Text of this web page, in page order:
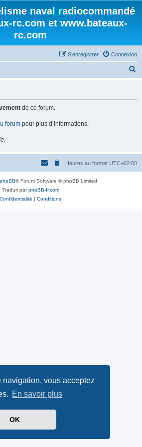
navigation, vous acceptez
En savoir plus
OK
naval radiocommandé
rc.com et www.bateaux-
rc.com
Connexion
S’enregistrer
e
de ce forum.
forum pour plus d’informations.
Heures au format UTC+02:00
phpBB® Forum Software © phpBB Limited
Traduit parphpBB-fr.com
Confidentialité | Conditions